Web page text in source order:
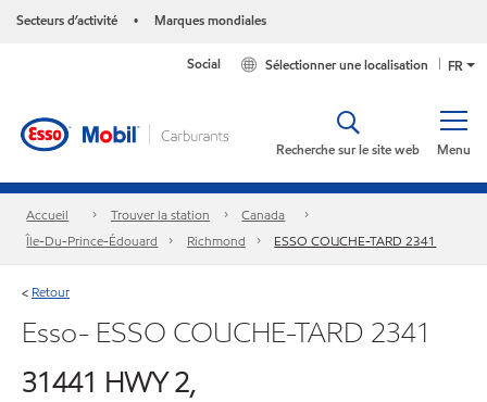
Secteurs d’activité • Marques mondiales
FR
Sélectionner une localisation
Social
Menu
Recherche sur le site web
Accueil Trouver la station
Canada
Île-Du-Prince-Édouard
Richmond ESSO COUCHE-TARD 2341
< Retour
Esso- ESSO COUCHE-TARD 2341
31441 HWY 2,